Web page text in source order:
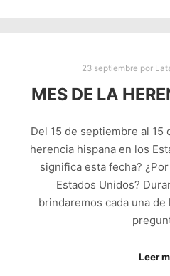
23 septiembre por
MES DE LA
Del 15 de septiembre al
herencia hispana en los
significa esta fecha?
Estados Unidos?
brindaremos cada una
Leer